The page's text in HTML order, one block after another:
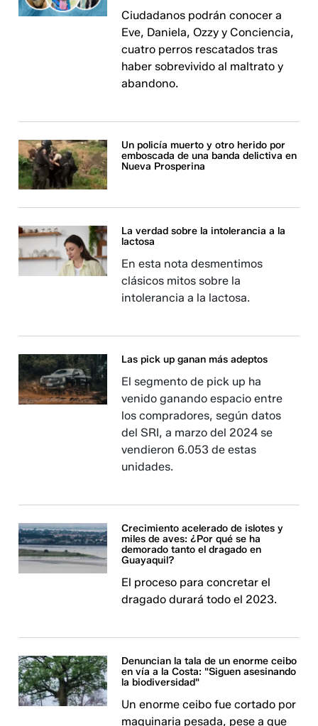
Ciudadanos podrán conocer a
Eve, Daniela, Ozzy y Conciencia,
cuatro perros rescatados tras
haber sobrevivido al maltrato y
abandono.
Un policía muerto y otro herido por
emboscada de una banda delictiva en
Nueva Prosperina
La verdad sobre la intolerancia a la
lactosa
En esta nota desmentimos
clásicos mitos sobre la
intolerancia a la lactosa.
Las pick up ganan más adeptos
El segmento de pick up ha
venido ganando espacio entre
los compradores, según datos
del SRI, a marzo del 2024 se
vendieron 6.053 de estas
unidades.
Crecimiento acelerado de islotes y
miles de aves: ¿Por qué se ha
demorado tanto el dragado en
Guayaquil?
El proceso para concretar el
dragado durará todo el 2023.
Denuncian la tala de un enorme ceibo
en vía a la Costa: "Siguen asesinando
la biodiversidad"
Un enorme ceibo fue cortado por
maquinaria pesada, pese a que